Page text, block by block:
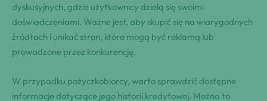
dyskusyjnych, gdzie użytkownicy dzielą się swoimi
⁣doświadczeniami. Ważne jest, aby skupić się na wiarygodnych
źródłach i unikać stron, które mogą być reklamą lub
prowadzone przez konkurencję.
W przypadku pożyczkobiorcy,‍ warto sprawdzić dostępne
informacje dotyczące jego ​historii kredytowej. Można to